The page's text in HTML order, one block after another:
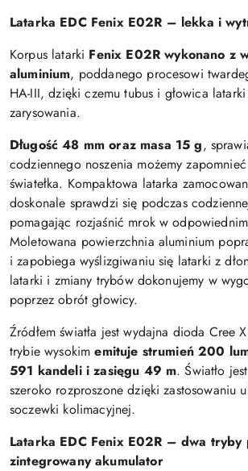
Latarka EDC Fenix E02R – lekka i
Korpus latarki Fenix E02R wykonano z
aluminium, poddanego procesowi
HA-III, dzięki czemu tubus i głowica
zarysowania.
Długość 48 mm oraz masa 15 g,
codziennego noszenia możemy
światełka. Kompaktowa latarka
doskonale sprawdzi się podczas
pomagając rozjaśnić mrok w
Moletowana powierzchnia aluminium
i zapobiega wyślizgiwaniu się latarki z
latarki i zmiany trybów dokonujemy w
poprzez obrót głowicy.
Źródłem światła jest wydajna dioda Cree
trybie wysokimemituje strumień 200
591 kandeli i zasięgu 49 m. Światło
szeroko rozproszone dzięki zastosowaniu
soczewki kolimacyjnej.
Latarka EDC Fenix E02R – dwa tryby
zintegrowany akumulator